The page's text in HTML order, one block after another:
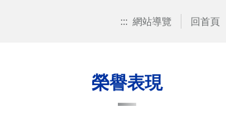
::: 網站導覽 回首頁
榮譽表現